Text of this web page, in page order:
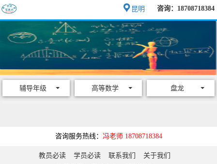
咨询：18708718384
昆明
辅导年级 高等数学 盘龙
咨询服务热线： 冯老师 18708718384
教员必读 学员必读 联系我们
关于我们